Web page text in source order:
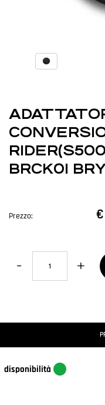
BRCK01
Prezzo:
Quantità
disponibilità